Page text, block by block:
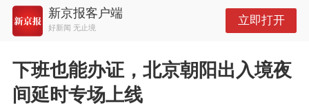
新京报客户端
好新闻 无止境
立即打开
下班也能办证，北京朝阳出入境夜
间延时专场上线